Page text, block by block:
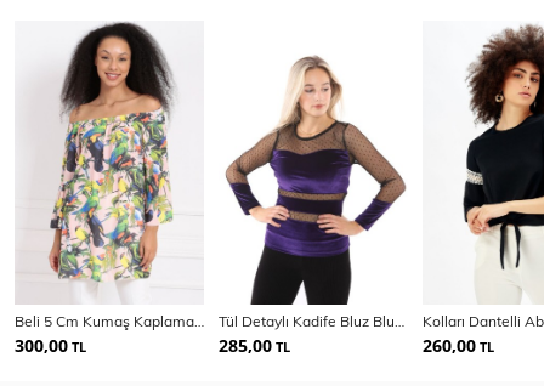
300,00 TL 285,00 TL
Kolları Dantelli
260,00 TL